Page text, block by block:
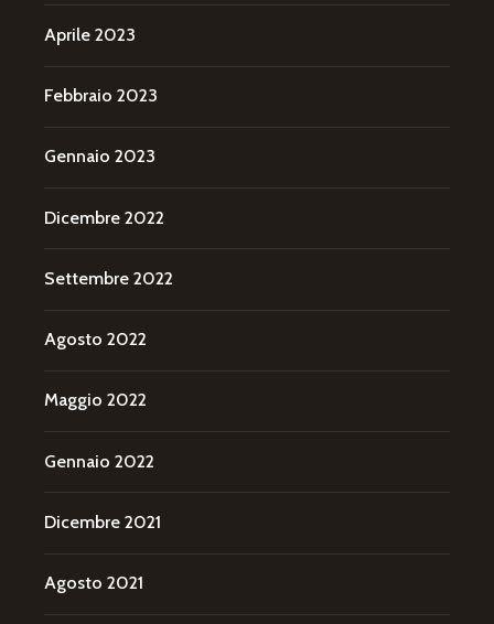
Aprile 2023
Febbraio 2023
Gennaio 2023
Dicembre 2022
Settembre 2022
Agosto 2022
Maggio 2022
Gennaio 2022
Dicembre 2021
Agosto 2021